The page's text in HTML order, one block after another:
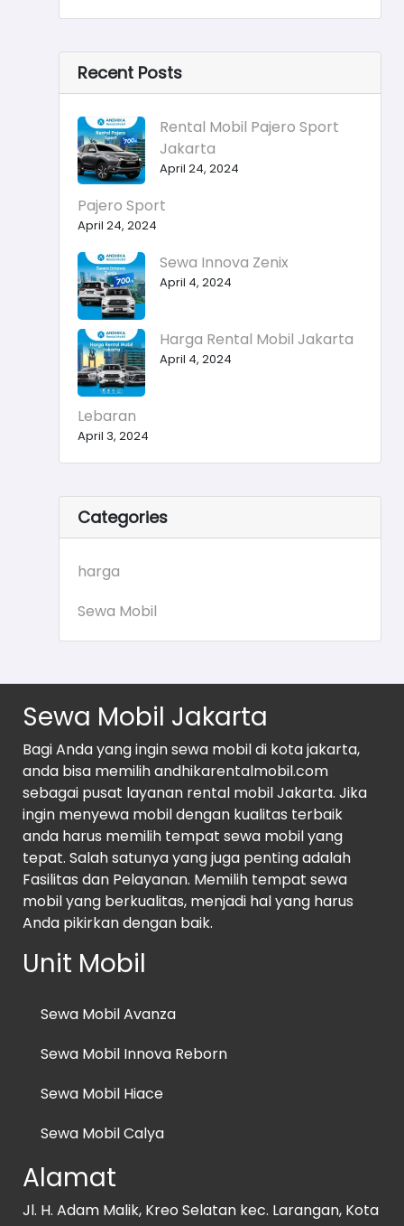
Recent Posts
Rental Mobil Pajero Sport
Jakarta
April 24, 2024
Pajero Sport
April 24, 2024
Sewa Innova Zenix
April 4, 2024
Harga Rental Mobil Jakarta
April 4, 2024
Lebaran
April 3, 2024
Categories
harga
Sewa Mobil
Sewa Mobil Jakarta
Bagi Anda yang ingin sewa mobil di kota jakarta,
anda bisa memilih andhikarentalmobil.com
sebagai pusat layanan rental mobil Jakarta. Jika
ingin menyewa mobil dengan kualitas terbaik
anda harus memilih tempat sewa mobil yang
tepat. Salah satunya yang juga penting adalah
Fasilitas dan Pelayanan. Memilih tempat sewa
mobil yang berkualitas, menjadi hal yang harus
Anda pikirkan dengan baik.
Unit Mobil
Sewa Mobil Avanza
Sewa Mobil Innova Reborn
Sewa Mobil Hiace
Sewa Mobil Calya
Alamat
Jl. H. Adam Malik, Kreo Selatan kec. Larangan, Kota